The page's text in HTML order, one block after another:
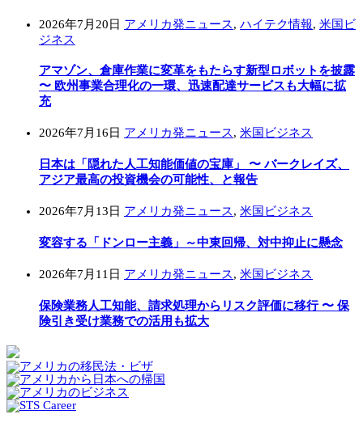
2026年7月20日 アメリカ発ニュース, ハイテク情報, 米国ビ
ジネス
アマゾン、倉庫作業に変革をもたらす新型ロボットを披露
〜 欧州事業合理化の一環、迅速配達サービスも大幅に拡
充
2026年7月16日 アメリカ発ニュース, 米国ビジネス
日本は「隠れた人工知能価値の宝庫」 〜 バークレイズ、
アジア最高の投資機会の可能性、と報告
2026年7月13日 アメリカ発ニュース, 米国ビジネス
変容する「ドンロー主義」～中東回帰、対中抑止に懸念
2026年7月11日 アメリカ発ニュース, 米国ビジネス
保険業務人工知能、請求処理からリスク評価に移行 〜 保
険引き受け業務での活用も拡大